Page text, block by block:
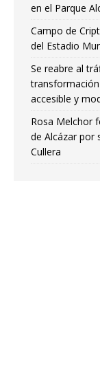
en el Parque
Campo de
del Estadio
Se reabre al
accesible y
Rosa Melchor
de Alcázar por
Cullera